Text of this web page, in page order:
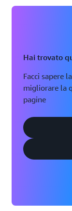
Hai trovato
Facci sapere
migliorare la
pagine